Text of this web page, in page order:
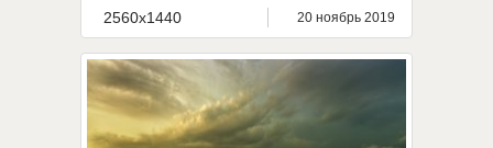
2560x1440 20 ноябрь 2019